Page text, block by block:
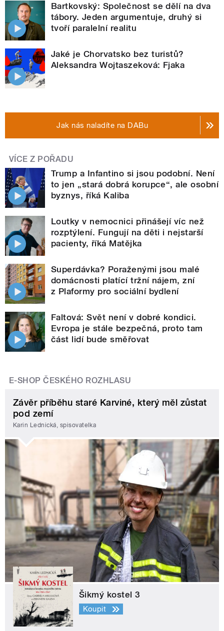
Bartkovský: Společnost se dělí na dva
tábory. Jeden argumentuje, druhý si
tvoří paralelní realitu
Jaké je Chorvatsko bez turistů?
Aleksandra Wojtaszeková: Fjaka
Jak nás naladíte na DABu
VÍCE Z POŘADU
Trump a Infantino si jsou podobní. Není
to jen „stará dobrá korupce“, ale osobní
byznys, říká Kaliba
Loutky v nemocnici přinášejí víc než
rozptýlení. Fungují na děti i nejstarší
pacienty, říká Matějka
Superdávka? Poraženými jsou malé
domácnosti platící tržní nájem, zní
z Plaformy pro sociální bydlení
Faltová: Svět není v dobré kondici.
Evropa je stále bezpečná, proto tam
část lidí bude směřovat
E-SHOP ČESKÉHO ROZHLASU
Závěr příběhu staré Karviné, který měl zůstat
pod zemí
Karin Lednická, spisovatelka
Šikmý kostel 3
Koupit